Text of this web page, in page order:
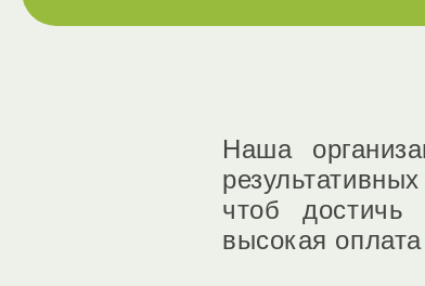
Наша
чтоб достичь
высокая